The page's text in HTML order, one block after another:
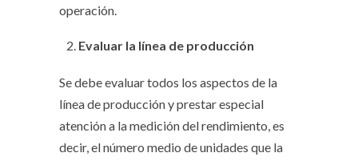
operación.
Evaluar la línea de producción
Se debe evaluar todos los aspectos de la
línea de producción y prestar especial
atención a la medición del rendimiento, es
decir, el número medio de unidades que la